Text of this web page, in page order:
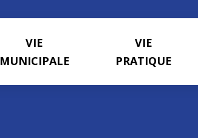
VIE
MUNICIPALE
VIE
PRATIQUE